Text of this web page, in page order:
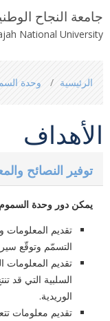
جامعة النجاح
National University
are
الرئيسية وحدة
الأهداف
توفير النصائح
يمكن دور وحدة السموم
تقديم المعلومات
التسمّم ‏وتوقّع
تقديم المعلومات
السلبية ‏التي قد
‏الوريدية.‏
تقديم معلومات